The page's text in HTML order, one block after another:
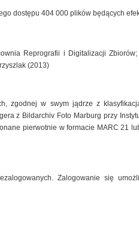
dostępu 404 000 plików będących
Reprografii i Digitalizacji
(2013)
zgodnej w swym jądrze z
z Bildarchiv Foto Marburg przy
pierwotnie w formacie MARC 21
Zalogowanie się